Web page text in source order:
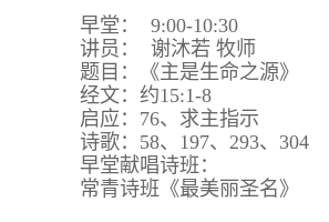
早堂： 9:00-10:30
讲员： 谢沐若 牧师
题目：《主是生命之源》
经文：约15:1-8
启应：76、求主指示
诗歌：58、197、293、304
早堂献唱诗班：
常青诗班《最美丽圣名》